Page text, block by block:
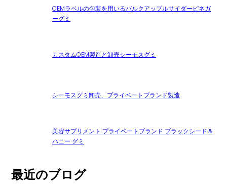
OEMラベルの包装を用いるバルクアップルサイダービネガ
ーグミ
カスタムOEM製造と卸売シーモスグミ
シーモスグミ卸売、プライベートブランド製造
美容サプリメント プライベートブランド ブラックシード＆
ハニー グミ
最近のブログ